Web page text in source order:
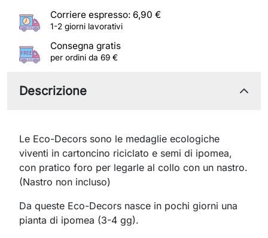
Corriere espresso: 6,90 €
1-2 giorni lavorativi
Consegna gratis
per ordini da 69 €
Descrizione
Le Eco-Decors sono le medaglie ecologiche
viventi in cartoncino riciclato e semi di ipomea,
con pratico foro per legarle al collo con un nastro.
(Nastro non incluso)
Da queste Eco-Decors nasce in pochi giorni una
pianta di ipomea (3-4 gg).